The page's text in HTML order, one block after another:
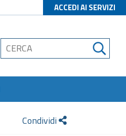
ACCEDI AI SERVIZI
Condividi